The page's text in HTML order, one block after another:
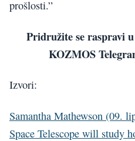
prošlosti.”
Pridružite se raspravi
KOZMOS
Izvori:
Samantha Mathewson (09.
Space Telescope will study